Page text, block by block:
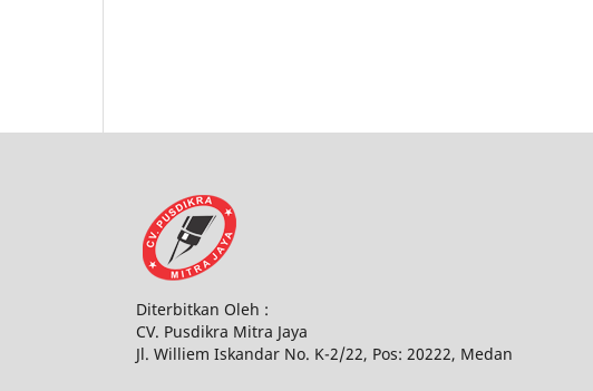
Diterbitkan Oleh :
CV. Pusdikra Mitra Jaya
Jl. Williem Iskandar No. K-2/22, Pos: 20222, Medan